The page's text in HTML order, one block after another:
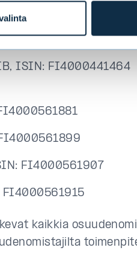
ISIN: FI4000441456
SEK, ISIN:
ISIN: FI4000441464
FI4000561907
kaikkia